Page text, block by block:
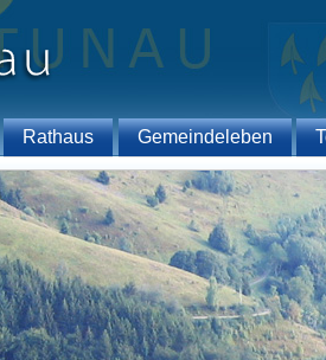
Rathaus Gemeindeleben